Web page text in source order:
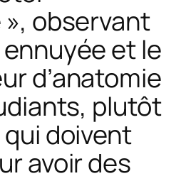
», observant
et le
d’anatomie
plutôt
doivent
avoir des